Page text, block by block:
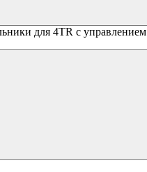
для 4TR с управлением